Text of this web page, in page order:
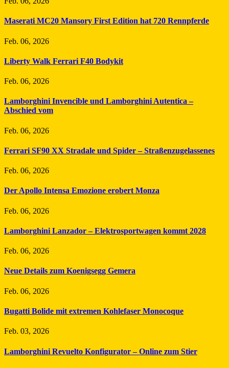
Maserati MC20 Mansory First Edition hat 720 Rennpferde
Feb. 06, 2026
Liberty Walk Ferrari F40 Bodykit
Feb. 06, 2026
Lamborghini Invencible und Lamborghini Autentica –
Abschied vom
Feb. 06, 2026
Ferrari SF90 XX Stradale und Spider – Straßenzugelassenes
Feb. 06, 2026
Der Apollo Intensa Emozione erobert Monza
Feb. 06, 2026
Lamborghini Lanzador – Elektrosportwagen kommt 2028
Feb. 06, 2026
Neue Details zum Koenigsegg Gemera
Feb. 06, 2026
Bugatti Bolide mit extremen Kohlefaser Monocoque
Feb. 03, 2026
Lamborghini Revuelto Konfigurator – Online zum Stier